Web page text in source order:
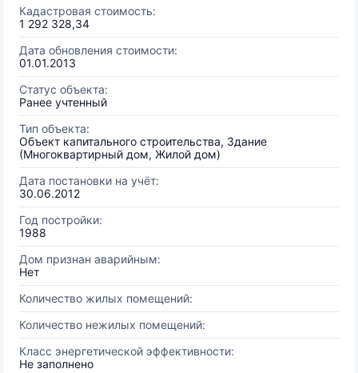
Кадастровая стоимость:
1 292 328,34
Дата обновления стоимости:
01.01.2013
Статус объекта:
Ранее учтенный
Тип объекта:
Объект капитального строительства, Здание
(Многоквартирный дом, Жилой дом)
Дата постановки на учёт:
30.06.2012
Год постройки:
1988
Дом признан аварийным:
Нет
Количество жилых помещений:
Количество нежилых помещений:
Класс энергетической эффективности:
Не заполнено